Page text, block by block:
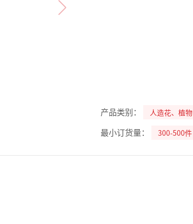
产品类别： 人造花、植物
最小订货量： 300-500件